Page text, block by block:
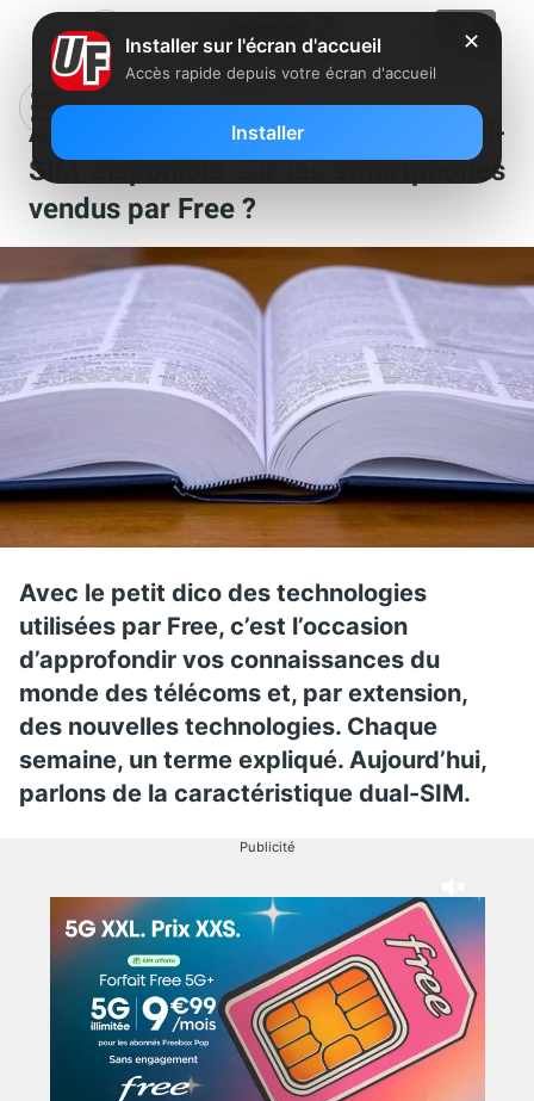
À quoi sert la caractéristique dual-
SIM disponible sur les smartphones
vendus par Free ?
Avec le petit dico des technologies
utilisées par Free, c’est l’occasion
d’approfondir vos connaissances du
monde des télécoms et, par extension,
des nouvelles technologies. Chaque
semaine, un terme expliqué. Aujourd’hui,
parlons de la caractéristique dual-SIM.
Publicité
✕
Installer sur l'écran d'accueil
Accès rapide depuis votre écran d'accueil
Installer